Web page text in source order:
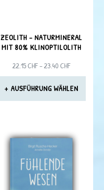
ZEOLITH – NATURMINERAL
MIT 80% KLINOPTILOLITH
22.15CHF–23.40CHF
22.15 CHF
BIS
23.40 CHF
AUSFÜHRUNG WÄHLEN
weist
mehrere
Varianten